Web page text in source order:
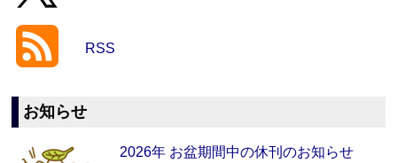
RSS
お知らせ
2026年 お盆期間中の休刊のお知らせ